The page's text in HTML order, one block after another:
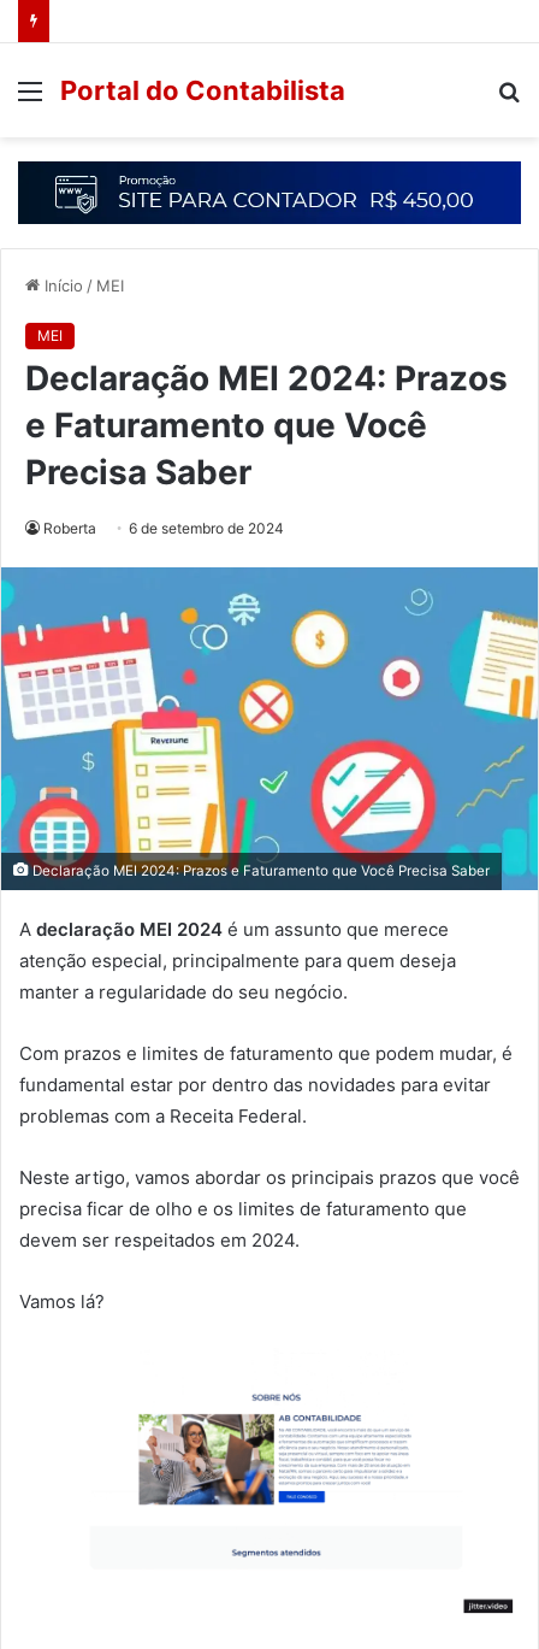
Portal do Contabilista
Início / MEI
MEI
Declaração MEI 2024: Prazos
e Faturamento que Você
Precisa Saber
Roberta 6 de setembro de 2024
Declaração MEI 2024: Prazos e Faturamento que Você Precisa Saber
A declaração MEI 2024 é um assunto que merece
atenção especial, principalmente para quem deseja
manter a regularidade do seu negócio.
Com prazos e limites de faturamento que podem mudar, é
fundamental estar por dentro das novidades para evitar
problemas com a Receita Federal.
Neste artigo, vamos abordar os principais prazos que você
precisa ficar de olho e os limites de faturamento que
devem ser respeitados em 2024.
Vamos lá?